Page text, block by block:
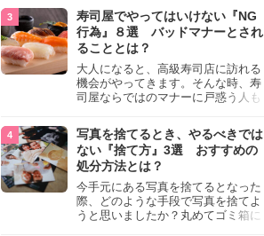
けても大丈夫」というサインが関係
しています。よく選ばれる人の特徴
や、英語が苦手でも焦らない対処
法、自分を守るための注意点を詳し
く解説します。
寿司屋でやってはいけない『NG
行為』８選 バッドマナーとされ
ることとは？
大人になると、高級寿司店に訪れる
機会がやってきます。そんな時、寿
司屋ならではのマナーに戸惑う人も
らためて寿司屋でやってはいけない
『NG行為』をチェックしましょう。
写真を捨てるとき、やるべきでは
ない『捨て方』3選 おすすめの
処分方法とは？
今手元にある写真を捨てるとなった
際、どのような手段で写真を捨てよ
うと思いましたか？丸めてゴミ箱に